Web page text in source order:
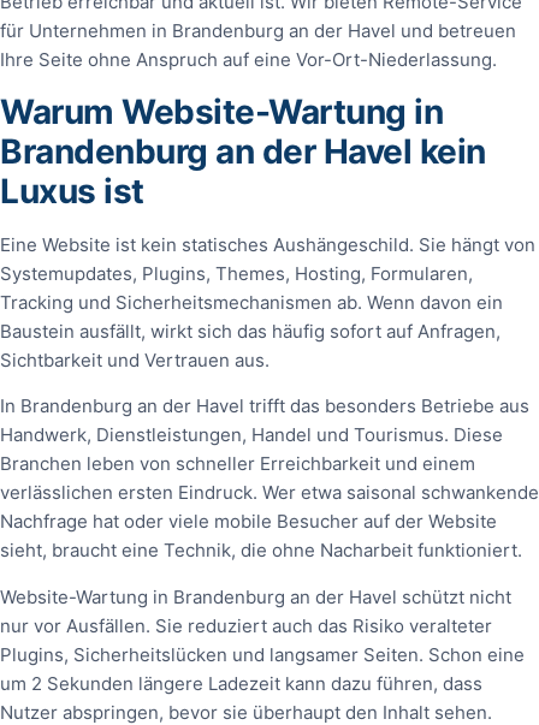
für Unternehmen in Brandenburg an der Havel und betreuen
Ihre Seite ohne Anspruch auf eine Vor-Ort-Niederlassung.
Warum Website-Wartung in
Brandenburg an der Havel kein
Luxus ist
Eine Website ist kein statisches Aushängeschild. Sie hängt von
Systemupdates, Plugins, Themes, Hosting, Formularen,
Tracking und Sicherheitsmechanismen ab. Wenn davon ein
Baustein ausfällt, wirkt sich das häufig sofort auf Anfragen,
Sichtbarkeit und Vertrauen aus.
In Brandenburg an der Havel trifft das besonders Betriebe aus
Handwerk, Dienstleistungen, Handel und Tourismus. Diese
Branchen leben von schneller Erreichbarkeit und einem
verlässlichen ersten Eindruck. Wer etwa saisonal schwankende
Nachfrage hat oder viele mobile Besucher auf der Website
sieht, braucht eine Technik, die ohne Nacharbeit funktioniert.
Website-Wartung in Brandenburg an der Havel schützt nicht
nur vor Ausfällen. Sie reduziert auch das Risiko veralteter
Plugins, Sicherheitslücken und langsamer Seiten. Schon eine
um 2 Sekunden längere Ladezeit kann dazu führen, dass
Nutzer abspringen, bevor sie überhaupt den Inhalt sehen.